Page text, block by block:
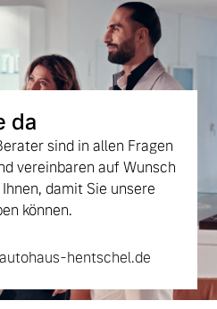
da
sind in allen Fragen
vereinbaren auf Wunsch
damit Sie unsere
können.
hentschel.de